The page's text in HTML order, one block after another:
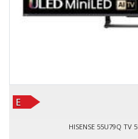
HISENSE 55U79Q TV